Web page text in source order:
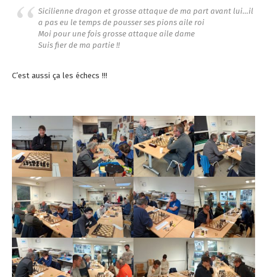
Sicilienne dragon et grosse attaque de ma part avant lui…il
a pas eu le temps de pousser ses pions aile roi
Moi pour une fois grosse attaque aile dame
Suis fier de ma partie !!
C’est aussi ça les échecs !!!